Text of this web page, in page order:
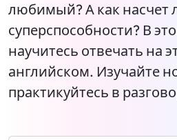
любимый? А как насчет
суперспособности? В
научитесь отвечать на
английском. Изучайте
практикуйтесь в